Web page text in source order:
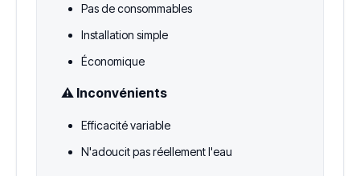
Pas de consommables
Installation simple
Économique
⚠️ Inconvénients
Efficacité variable
N'adoucit pas réellement l'eau